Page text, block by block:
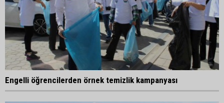
Engelli öğrencilerden örnek temizlik kampanyası